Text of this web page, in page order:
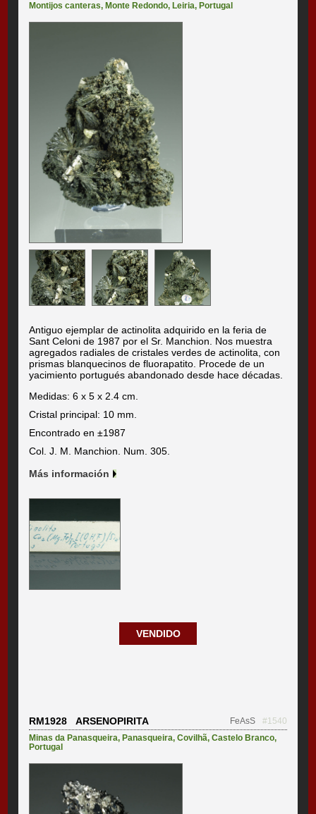
Montijos canteras, Monte Redondo, Leiria, Portugal
Antiguo ejemplar de actinolita adquirido en la feria de
Sant Celoni de 1987 por el Sr. Manchion. Nos muestra
agregados radiales de cristales verdes de actinolita, con
prismas blanquecinos de fluorapatito. Procede de un
yacimiento portugués abandonado desde hace décadas.
Medidas: 6 x 5 x 2.4 cm.
Cristal principal: 10 mm.
Encontrado en ±1987
Col. J. M. Manchion. Num. 305.
Más información
VENDIDO
RM1928 ARSENOPIRITA FeAsS
#1540
Minas da Panasqueira, Panasqueira,Covilhã,Castelo Branco,
Portugal